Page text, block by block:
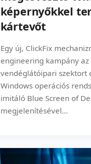
képernyőkkel
kártevőt
Egy új, ClickFix
engineering kampány
vendéglátóipari szektort
Windows operációs
imitáló Blue Screen of
megjelenítésével...